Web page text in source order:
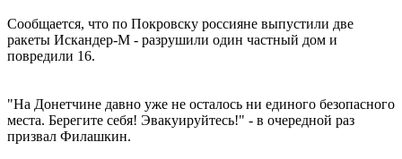
Сообщается, что по Покровску россияне выпустили две
ракеты Искандер-М - разрушили один частный дом и
повредили 16.
"На Донетчине давно уже не осталось ни единого безопасного
места. Берегите себя! Эвакуируйтесь!" - в очередной раз
призвал Филашкин.